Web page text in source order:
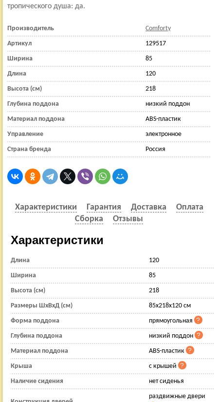
тропического душа: да.
Производитель Comforty
Артикул 129517
Ширина 85
Длина 120
Высота (см) 218
Глубина поддона низкий поддон
Материал поддона ABS-пластик
Управление электронное
Страна бренда Россия
Характеристики Гарантия Доставка
Оплата
Сборка
Отзывы
Характеристики
Длина 120
Ширина 85
Высота (см) 218
Размеры ШхВхД (см) 85x218x120 см
Форма поддона прямоугольная
Глубина поддона низкий поддон
Материал поддона ABS-пластик
Крыша с крышей
Наличие сидения нет сиденья
раздвижные двери